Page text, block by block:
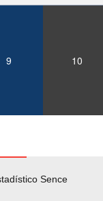
9 10
Sence
Solicitud Audiencias y